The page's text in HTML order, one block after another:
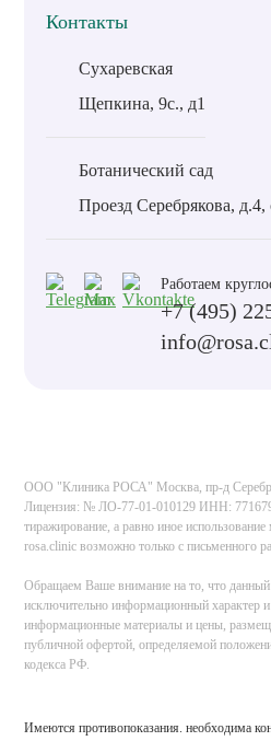
Контакты
Сухаревская
Щепкина, 9с., д1
Ботанический сад
Проезд Серебрякова, д.4,
Работаем
+7 (495)
ООО "Клиника РОСА" Москва, пр-д
Лицензия: № ЛО-77-01-010129 ИНН:
тиражирование, а равно иное
rosa.clinic возможно только с письменного
Обращаем Ваше внимание на то, что данный
исключительно информационный характер
информационные материалы и цены,
публичной офертой, определяемой
кодекса РФ.
Имеются противопоказания. необходима